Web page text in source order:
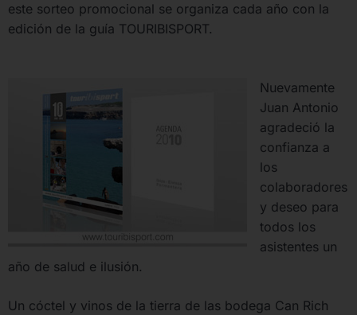
este sorteo promocional se organiza cada año con la
edición de la guía TOURIBISPORT.
Nuevamente
Juan Antonio
agradeció la
confianza a
los
colaboradores
y deseo para
todos los
asistentes un
año de salud e ilusión.
Un cóctel y vinos de la tierra de las bodega Can Rich